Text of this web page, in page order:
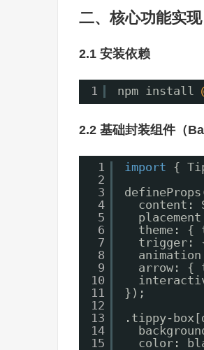
二、核心功能实现
2.1 安装依赖
1 npm install
2.2 基础封装组件（
1
2
3
4
5
6
7
8
9
10
11
12
13
14
15
import {
content:
theme: {
trigger:
arrow: {
});
.tippy-
color: